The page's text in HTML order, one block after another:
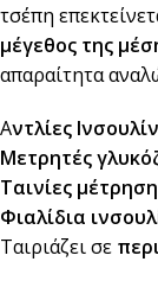
τσέπη
μέγεθος της
απαραίτητα
Αντλίες
Μετρητές
Ταινίες
Φιαλίδια
Ταιριάζει σε